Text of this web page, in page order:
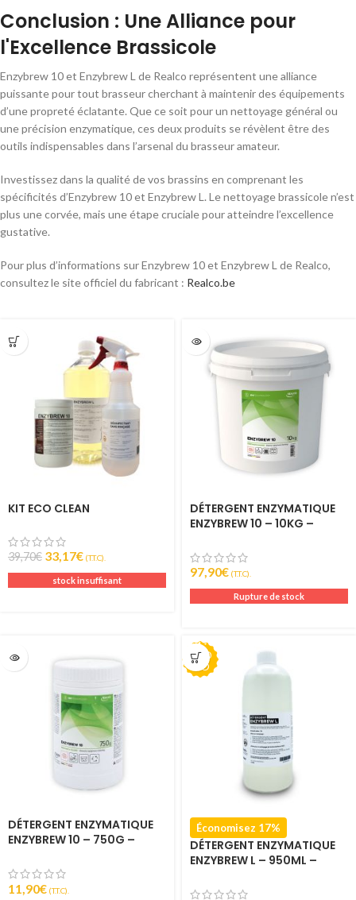
Conclusion : Une Alliance pour
l'Excellence Brassicole
Enzybrew 10 et Enzybrew L de Realco représentent une alliance
puissante pour tout brasseur cherchant à maintenir des équipements
d’une propreté éclatante. Que ce soit pour un nettoyage général ou
une précision enzymatique, ces deux produits se révèlent être des
outils indispensables dans l’arsenal du brasseur amateur.
Investissez dans la qualité de vos brassins en comprenant les
spécificités d’Enzybrew 10 et Enzybrew L. Le nettoyage brassicole n’est
plus une corvée, mais une étape cruciale pour atteindre l’excellence
gustative.
Pour plus d’informations sur Enzybrew 10 et Enzybrew L de Realco,
consultez le site officiel du fabricant : Realco.be
KIT ECO CLEAN
39,70€ 33,17€ (T.T.C).
stock insuffisant
DÉTERGENT ENZYMATIQUE
ENZYBREW 10 – 10KG –
97,90€ (T.T.C).
Rupture de stock
DÉTERGENT ENZYMATIQUE
ENZYBREW 10 – 750G –
11,90€ (T.T.C).
PRO
MO
Économisez 17%
DÉTERGENT ENZYMATIQUE
ENZYBREW L – 950ML –